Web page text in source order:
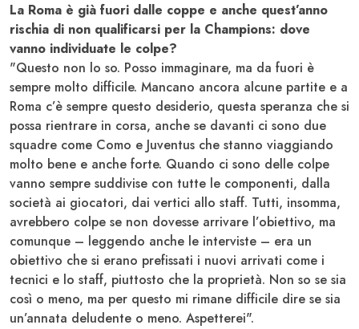
La Roma è già fuori dalle coppe e anche quest’anno
rischia di non qualificarsi per la Champions: dove
vanno individuate le colpe?
"Questo non lo so. Posso immaginare, ma da fuori è
sempre molto difficile. Mancano ancora alcune partite e a
Roma c’è sempre questo desiderio, questa speranza che si
possa rientrare in corsa, anche se davanti ci sono due
squadre come Como e Juventus che stanno viaggiando
molto bene e anche forte. Quando ci sono delle colpe
vanno sempre suddivise con tutte le componenti, dalla
società ai giocatori, dai vertici allo staff. Tutti, insomma,
avrebbero colpe se non dovesse arrivare l’obiettivo, ma
comunque – leggendo anche le interviste – era un
obiettivo che si erano prefissati i nuovi arrivati come i
tecnici e lo staff, piuttosto che la proprietà. Non so se sia
così o meno, ma per questo mi rimane difficile dire se sia
un’annata deludente o meno. Aspetterei".